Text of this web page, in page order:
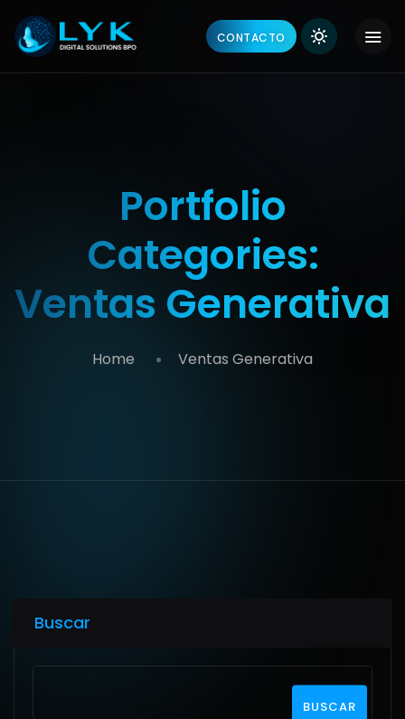
CONTACTO
Portfolio
Categories:
Ventas Generativa
Home Ventas Generativa
Buscar
BUSCAR